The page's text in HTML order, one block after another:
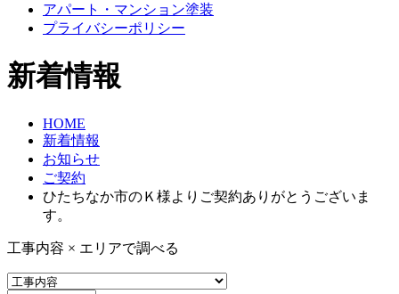
アパート・マンション塗装
プライバシーポリシー
新着情報
HOME
新着情報
お知らせ
ご契約
ひたちなか市のＫ様よりご契約ありがとうございま
す。
工事内容 × エリアで調べる